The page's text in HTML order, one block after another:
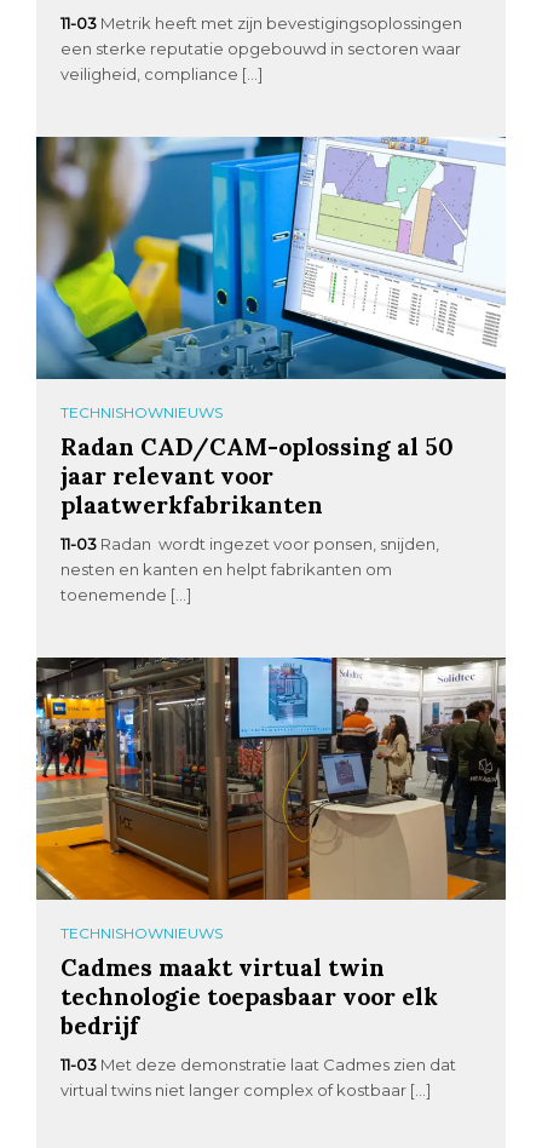
11-03 Metrik heeft met zijn bevestigingsoplossingen
een sterke reputatie opgebouwd in sectoren waar
veiligheid, compliance […]
TECHNISHOWNIEUWS
Radan CAD/CAM-oplossing al 50
jaar relevant voor
plaatwerkfabrikanten
11-03 Radan wordt ingezet voor ponsen, snijden,
nesten en kanten en helpt fabrikanten om
toenemende […]
TECHNISHOWNIEUWS
Cadmes maakt virtual twin
technologie toepasbaar voor elk
bedrijf
11-03 Met deze demonstratie laat Cadmes zien dat
virtual twins niet langer complex of kostbaar […]